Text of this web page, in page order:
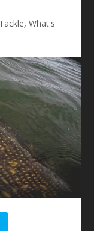
Tackle, What's